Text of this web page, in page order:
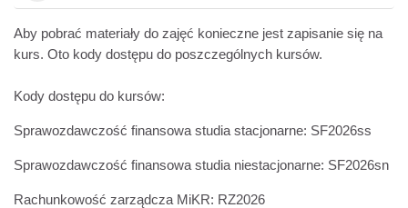
Aby pobrać materiały do zajęć konieczne jest zapisanie się na
kurs. Oto kody dostępu do poszczególnych kursów.
Kody dostępu do kursów:
Sprawozdawczość finansowa studia stacjonarne: SF2026ss
Sprawozdawczość finansowa studia niestacjonarne: SF2026sn
Rachunkowość zarządcza MiKR: RZ2026